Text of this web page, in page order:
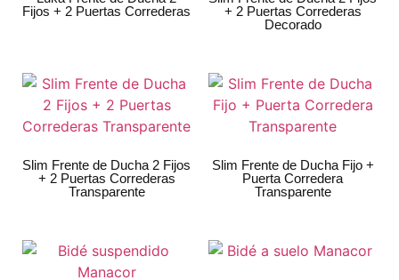
Fijos + 2 Puertas Correderas
+ 2 Puertas Correderas
Decorado
Slim Frente de Ducha 2 Fijos
+ 2 Puertas Correderas
Transparente
Slim Frente de Ducha Fijo +
Puerta Corredera
Transparente